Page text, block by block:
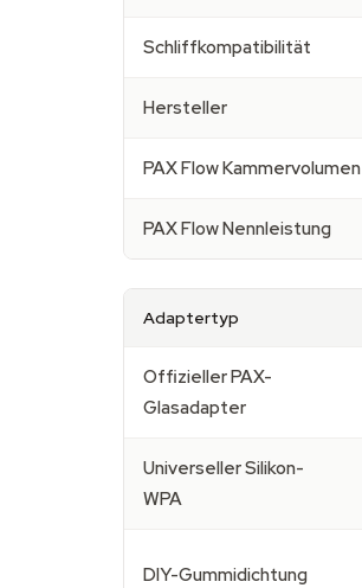
Schliffkompatibilität
Hersteller
PAX Flow Kammervolumen
PAX Flow Nennleistung
Adaptertyp
Offizieller PAX-
Glasadapter
Universeller Silikon-
WPA
DIY-Gummidichtung